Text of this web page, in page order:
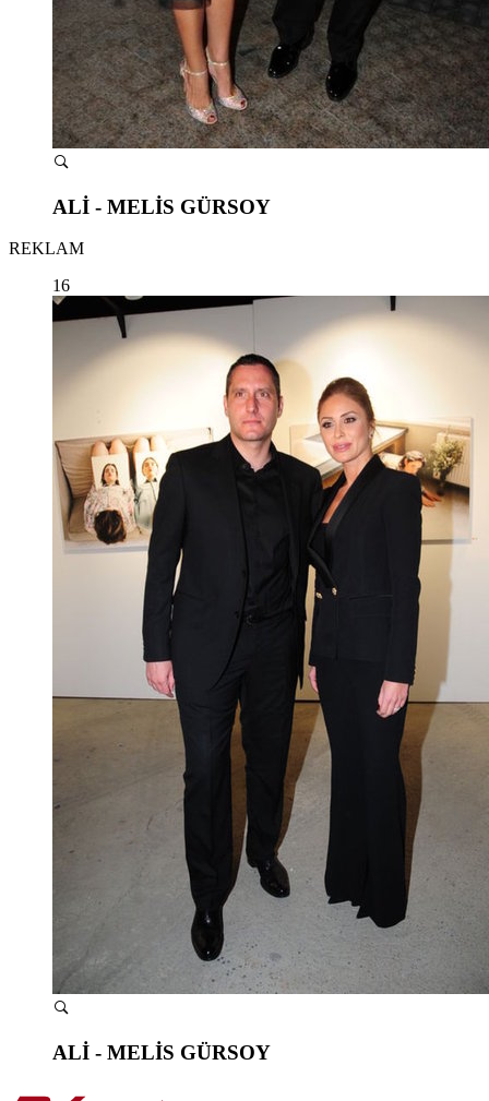
ALİ - MELİS GÜRSOY
REKLAM
16
ALİ - MELİS GÜRSOY